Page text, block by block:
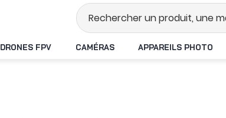
Stock en temps réel
DRONES FPV CAMÉRAS APPAREILS PHOTO